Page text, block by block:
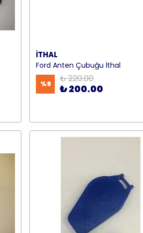
İTHAL
Ford Anten Çubuğu İthal
%9 ₺ 220.00
₺ 200.00